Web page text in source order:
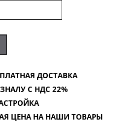
ДОСТАВКА
С НДС 22%
ЦЕНА НА НАШИ ТОВАРЫ